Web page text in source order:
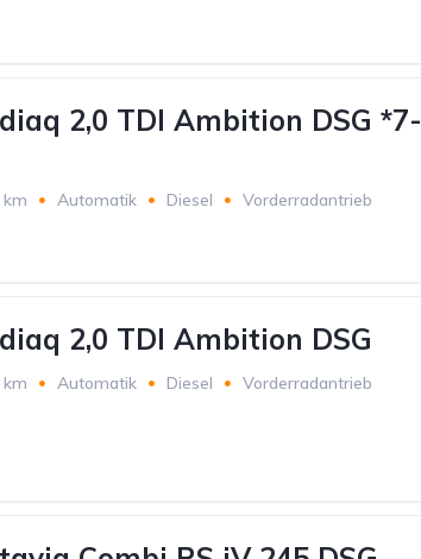
2,0 TDI Ambition DSG *7-
km Automatik Diesel Vorderradantrieb
2,0 TDI Ambition DSG
km Automatik Diesel Vorderradantrieb